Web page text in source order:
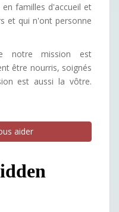
familles d'accueil et
et qui n'ont personne
notre mission est
être nourris, soignés
est aussi la vôtre.
aider